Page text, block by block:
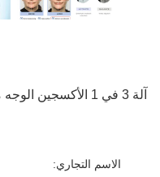
الاسم التجاري: